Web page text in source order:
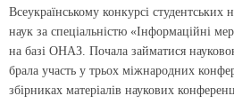
Всеукраїнському конкурсі студентських
наук за спеціальністю «Інформаційні
на базі ОНАЗ. Почала займатися
брала участь у трьох міжнародних
збірниках матеріалів наукових